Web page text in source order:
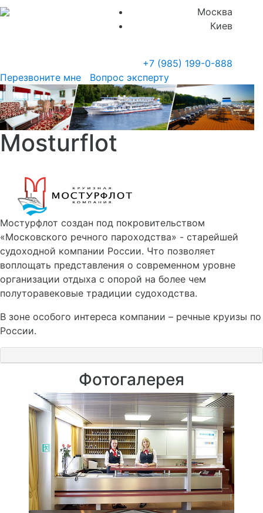
Москва
Киев
+7 (985) 199-0-888
Перезвоните мне
Вопрос эксперту
Mosturflot
Мостурфлот создан под покровительством
«Московского речного пароходства» - старейшей
судоходной компании России. Что позволяет
воплощать представления о современном уровне
организации отдыха с опорой на более чем
полуторавековые традиции судоходства.
В зоне особого интереса компании – речные круизы по
России.
Фотогалерея